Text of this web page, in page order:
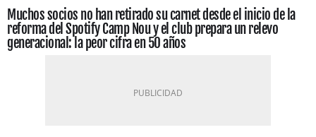
Muchos socios no han retirado su carnet desde el inicio de la
reforma del Spotify Camp Nou y el club prepara un relevo
generacional: la peor cifra en 50 años